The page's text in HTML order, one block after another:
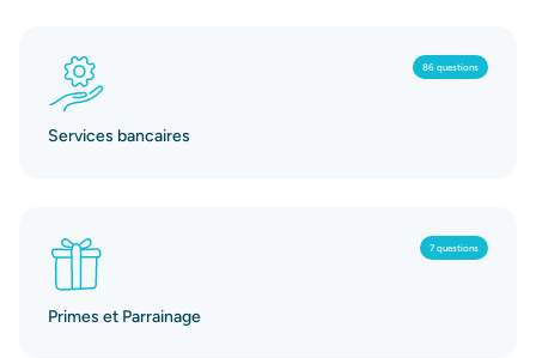
86 questions
Services bancaires
7 questions
Primes et Parrainage